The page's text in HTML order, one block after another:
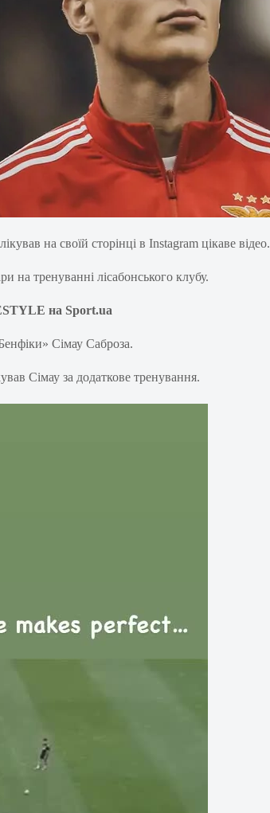
на своїй сторінці в Instagram цікаве відео.
на тренуванні лісабонського клубу.
на Sport.ua
Сімау Саброза.
Сімау за додаткове тренування.